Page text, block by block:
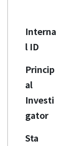
Interna
l ID
Princip
al
Investi
gator
Sta